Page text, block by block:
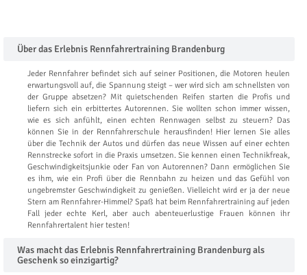
Über das Erlebnis Rennfahrertraining Brandenburg
Jeder Rennfahrer befindet sich auf seiner Positionen, die Motoren heulen
erwartungsvoll auf, die Spannung steigt – wer wird sich am schnellsten von
der Gruppe absetzen? Mit quietschenden Reifen starten die Profis und
liefern sich ein erbittertes Autorennen. Sie wollten schon immer wissen,
wie es sich anfühlt, einen echten Rennwagen selbst zu steuern? Das
können Sie in der Rennfahrerschule herausfinden! Hier lernen Sie alles
über die Technik der Autos und dürfen das neue Wissen auf einer echten
Rennstrecke sofort in die Praxis umsetzen. Sie kennen einen Technikfreak,
Geschwindigkeitsjunkie oder Fan von Autorennen? Dann ermöglichen Sie
es ihm, wie ein Profi über die Rennbahn zu heizen und das Gefühl von
ungebremster Geschwindigkeit zu genießen. Vielleicht wird er ja der neue
Stern am Rennfahrer-Himmel? Spaß hat beim Rennfahrertraining auf jeden
Fall jeder echte Kerl, aber auch abenteuerlustige Frauen können ihr
Rennfahrertalent hier testen!
Was macht das Erlebnis Rennfahrertraining Brandenburg als
Geschenk so einzigartig?